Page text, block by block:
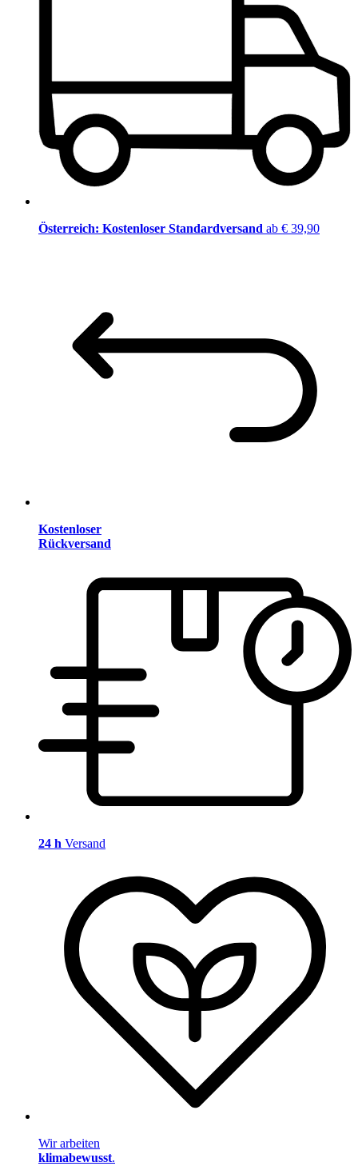
Österreich: Kostenloser Standardversand ab € 39,90
Kostenloser
Rückversand
24 h Versand
Wir arbeiten
klimabewusst.